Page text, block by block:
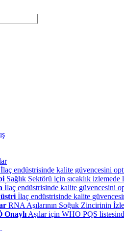
İlaç endüstrisinde kalite güvencesini
Sağlık Sektörü için sıcaklık izlemede
İlaç endüstrisinde kalite güvencesini
İlaç endüstrisinde kalite
RNA Aşılarının Soğuk Zincirinin
Onaylı Aşılar için WHO PQS